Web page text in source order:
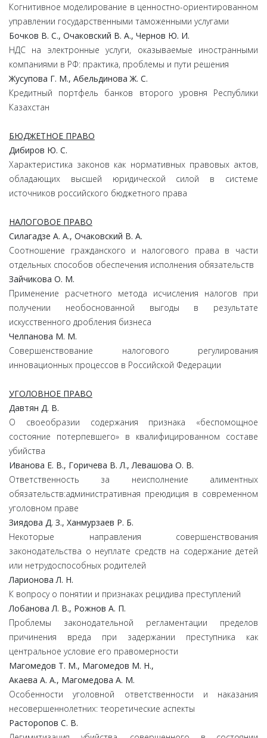
Когнитивное моделирование в ценностно-ориентированном
управлении государственными таможенными услугами
Бочков В. С., Очаковский В. А., Чернов Ю. И.
НДС на электронные услуги, оказываемые иностранными
компаниями в РФ: практика, проблемы и пути решения
Жусупова Г. М., Абельдинова Ж. С.
Кредитный портфель банков второго уровня Республики
Казахстан
БЮДЖЕТНОЕ ПРАВО
Дибиров Ю. С.
Характеристика законов как нормативных правовых актов,
обладающих высшей юридической силой в системе
источников российского бюджетного права
НАЛОГОВОЕ ПРАВО
Силагадзе А. А., Очаковский В. А.
Соотношение гражданского и налогового права в части
отдельных способов обеспечения исполнения обязательств
Зайчикова О. М.
Применение расчетного метода исчисления налогов при
получении необоснованной выгоды в результате
искусственного дробления бизнеса
Челпанова М. М.
Совершенствование налогового регулирования
инновационных процессов в Российской Федерации
УГОЛОВНОЕ ПРАВО
Давтян Д. В.
О своеобразии содержания признака «беспомощное
состояние потерпевшего» в квалифицированном составе
убийства
Иванова Е. В., Горичева В. Л., Левашова О. В.
Ответственность за неисполнение алиментных
обязательств:административная преюдиция в современном
уголовном праве
Зиядова Д. З., Ханмурзаев Р. Б.
Некоторые направления совершенствования
законодательства о неуплате средств на содержание детей
или нетрудоспособных родителей
Ларионова Л. Н.
К вопросу о понятии и признаках рецидива преступлений
Лобанова Л. В., Рожнов А. П.
Проблемы законодательной регламентации пределов
причинения вреда при задержании преступника как
центральное условие его правомерности
Магомедов Т. М., Магомедов М. Н.,
Акаева А. А., Магомедова А. М.
Особенности уголовной ответственности и наказания
несовершеннолетних: теоретические аспекты
Расторопов С. В.